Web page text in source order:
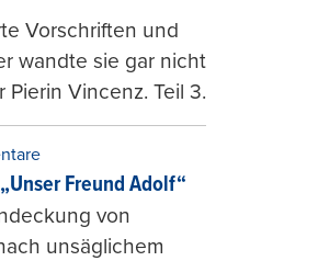
Vorschriften und
wandte sie gar nicht
Vincenz. Teil 3.
Freund Adolf“
von
unsäglichem